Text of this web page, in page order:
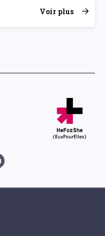
Voir plus